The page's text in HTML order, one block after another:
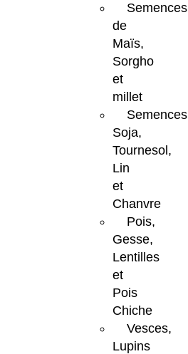
Semences
de
Maïs,
Sorgho
et
millet
Semences
Soja,
Tournesol,
Lin
et
Chanvre
Pois,
Gesse,
Lentilles
et
Pois
Chiche
Vesces,
Lupins